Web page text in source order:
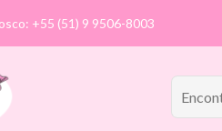
+55 (51) 9 9506-8003